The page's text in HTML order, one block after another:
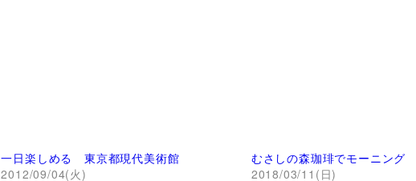
一日楽しめる 東京都現代美術館
2012/09/04(火)
むさしの森珈琲でモーニング
2018/03/11(日)